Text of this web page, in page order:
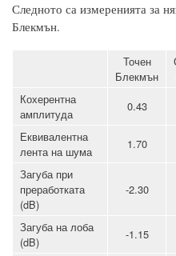
Следното са измеренията за
Блекмън.
Точен
Блекмън
Кохерентна
амплитуда
0.43
Еквивалентна
лента на шума
1.70
Загуба при
преработката
(dB)
-2.30
Загуба на лоба
(dB)
-1.15